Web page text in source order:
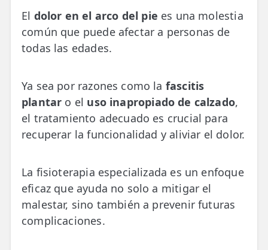
💆‍♀️ Tratamientos
😓 Síntomas
📰 Blog
🏢 Empresas
UBICACIONES
📍 Barrio del Pilar
📍 Chamberí - Centro
El dolor en el arco del pie es una molestia
común que puede afectar a personas de
todas las edades.
Ya sea por razones como la fascitis
plantar o el uso inapropiado de calzado,
el tratamiento adecuado es crucial para
recuperar la funcionalidad y aliviar el dolor.
La fisioterapia especializada es un enfoque
eficaz que ayuda no solo a mitigar el
malestar, sino también a prevenir futuras
complicaciones.